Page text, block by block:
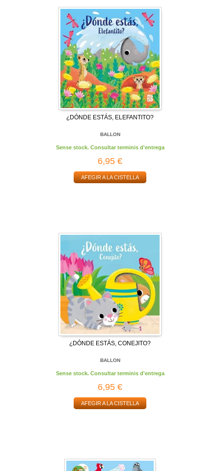
¿DÓNDE ESTÁS, ELEFANTITO?
BALLON
Sense stock. Consultar terminis d'entrega
6,95 €
AFEGIR A LA CISTELLA
¿DÓNDE ESTÁS, CONEJITO?
BALLON
Sense stock. Consultar terminis d'entrega
6,95 €
AFEGIR A LA CISTELLA